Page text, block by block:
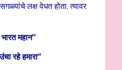
लक्ष वेधत होता. त्यावर
भारत महान”
रहे हमारा”